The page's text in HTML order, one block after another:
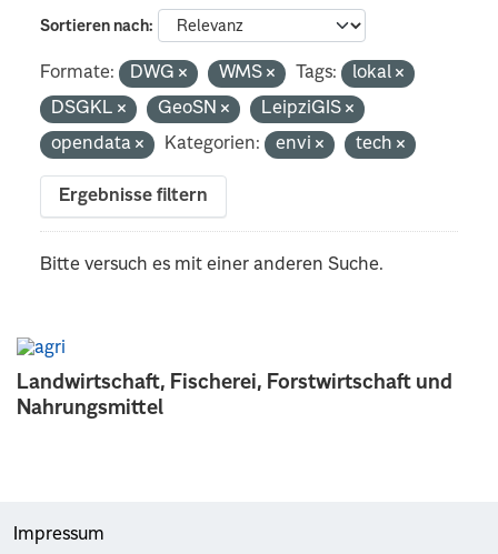
Landwirtschaft, Fischerei, Forstwirtschaft und
Nahrungsmittel
Sortieren nach
Formate: DWG WMS Tags:
lokal
DSGKL
GeoSN
LeipziGIS
opendata
Kategorien: envi tech
Ergebnisse filtern
Bitte versuch es mit einer anderen Suche.
Impressum